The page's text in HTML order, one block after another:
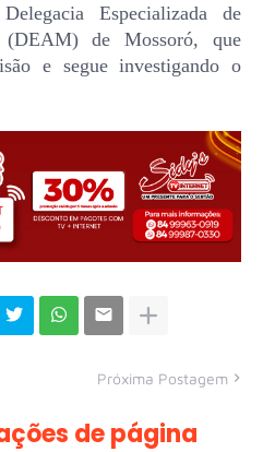
Especializada de
de Mossoró, que
e segue investigando o
Próxima Postagem
de página